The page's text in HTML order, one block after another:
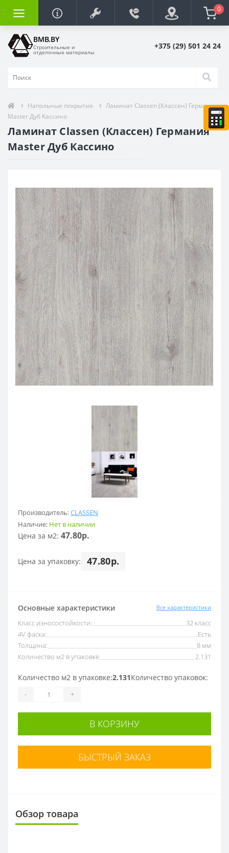
0
BMB.BY
Строительные и
отделочные материалы
+375 (29) 501 24 24
Напольные покрытия
Ламинат Classen (Классен) Германия
Master Дуб Кассино
Ламинат Classen (Классен) Германия
Master Дуб Кассино
Производитель:CLASSEN
Наличие: Нет в наличии
Цена за м2: 47.80р.
Цена за упаковку: 47.80р.
Основные характеристики Все характеристики
Класс износостойкости:
32 класс
4V фаска:
Есть
Толщина:
8 мм
Количество м2 в упаковке
2.131
Количество м2 в упаковке:2.131Количество упаковок:
- +
В КОРЗИНУ
БЫСТРЫЙ ЗАКАЗ
Обзор товара